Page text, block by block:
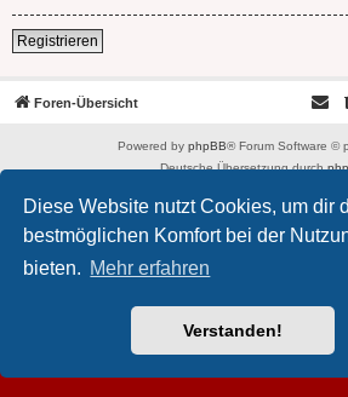
Diese Website nutzt Cookies, um dir
bestmöglichen Komfort bei der
bieten. Mehr erfahren
Verstanden!
Registrieren
Foren-Übersicht
Powered by phpBB® Forum Software ©
Deutsche Übersetzung durch